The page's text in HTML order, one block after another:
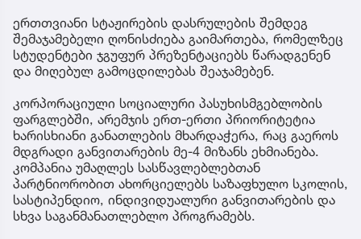
ერთთვიანი სტაჟირების დასრულების შემდეგ
შემაჯამებელი ღონისძიება გაიმართება, რომელზეც
სტუდენტები ჯგუფურ პრეზენტაციებს წარადგენენ
და მიღებულ გამოცდილებას შეაჯამებენ.
კორპორაციული სოციალური პასუხისმგებლობის
ფარგლებში, არემჯის ერთ-ერთი პრიორიტეტია
ხარისხიანი განათლების მხარდაჭერა, რაც გაეროს
მდგრადი განვითარების მე-4 მიზანს ეხმიანება.
კომპანია უმაღლეს სასწავლებლებთან
პარტნიორობით ახორციელებს საზაფხულო სკოლის,
სასტიპენდიო, ინდივიდუალური განვითარების და
სხვა საგანმანათლებლო პროგრამებს.